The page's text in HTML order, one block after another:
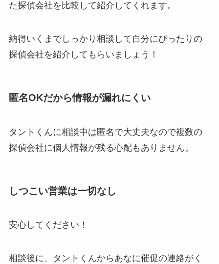
た探偵会社を比較して紹介してくれます。
納得いくまでしっかり相談して自分にぴったりの
探偵会社を紹介してもらいましょう！
匿名OKだから情報が漏れにくい
タントくんに相談中は匿名で大丈夫なので複数の
探偵会社に個人情報が残る心配もありません。
しつこい営業は一切なし
安心してください！
相談後に、タントくんからあなに催促の連絡がく